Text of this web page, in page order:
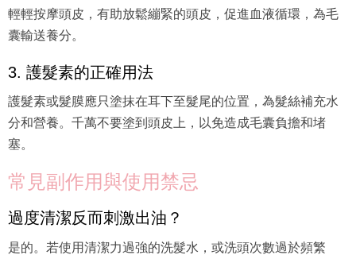
輕輕按摩頭皮，有助放鬆繃緊的頭皮，促進血液循環，為毛
囊輸送養分。
3. 護髮素的正確用法
護髮素或髮膜應只塗抹在耳下至髮尾的位置，為髮絲補充水
分和營養。千萬不要塗到頭皮上，以免造成毛囊負擔和堵
塞。
常見副作用與使用禁忌
過度清潔反而刺激出油？
是的。若使用清潔力過強的洗髮水，或洗頭次數過於頻繁